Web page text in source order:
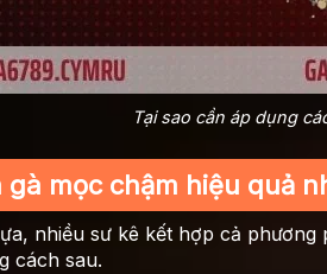
Tại sao cần áp dụng
gà mọc chậm hiệu quả
nhiều sư kê kết hợp cả
cách sau.